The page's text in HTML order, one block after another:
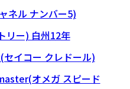
ネル ナンバー5)
リー) 白州12年
セイコー クレドール)
オメガ スピード